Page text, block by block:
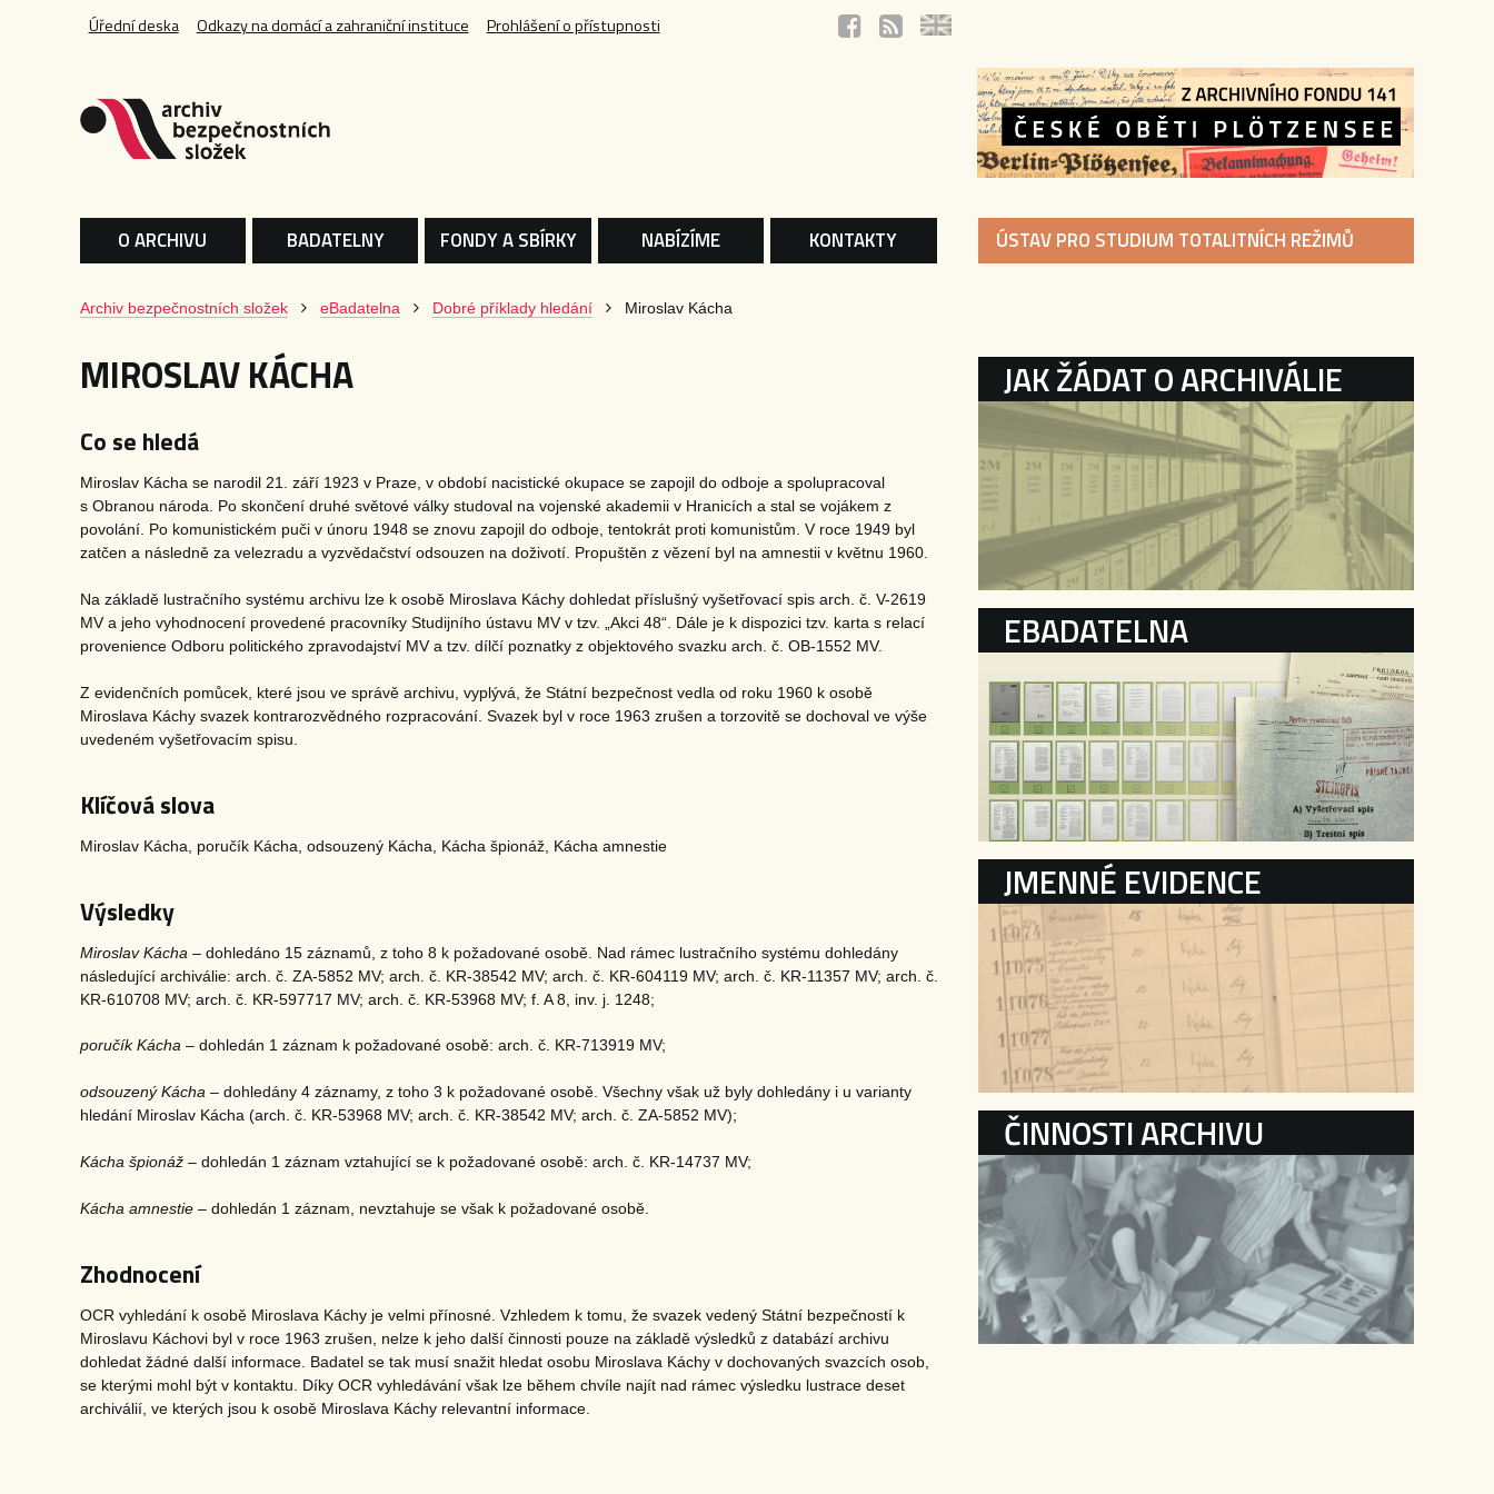
Úřední deska Odkazy na domácí a zahraniční instituce Prohlášení o přístupnosti
ÚSTAV PRO STUDIUM TOTALITNÍCH REŽIMŮ
O ARCHIVU BADATELNY FONDY A SBÍRKY NABÍZÍME KONTAKTY
Archiv bezpečnostních složek eBadatelna Dobré příklady hledání Miroslav Kácha
MIROSLAV KÁCHA
Co se hledá
Miroslav Kácha se narodil 21. září 1923 v Praze, v období nacistické okupace se zapojil do odboje a spolupracoval
s Obranou národa. Po skončení druhé světové války studoval na vojenské akademii v Hranicích a stal se vojákem z
povolání. Po komunistickém puči v únoru 1948 se znovu zapojil do odboje, tentokrát proti komunistům. V roce 1949 byl
zatčen a následně za velezradu a vyzvědačství odsouzen na doživotí. Propuštěn z vězení byl na amnestii v květnu 1960.
Na základě lustračního systému archivu lze k osobě Miroslava Káchy dohledat příslušný vyšetřovací spis arch. č. V-2619
MV a jeho vyhodnocení provedené pracovníky Studijního ústavu MV v tzv. „Akci 48“. Dále je k dispozici tzv. karta s relací
provenience Odboru politického zpravodajství MV a tzv. dílčí poznatky z objektového svazku arch. č. OB-1552 MV.
Z evidenčních pomůcek, které jsou ve správě archivu, vyplývá, že Státní bezpečnost vedla od roku 1960 k osobě
Miroslava Káchy svazek kontrarozvědného rozpracování. Svazek byl v roce 1963 zrušen a torzovitě se dochoval ve výše
uvedeném vyšetřovacím spisu.
Klíčová slova
Miroslav Kácha, poručík Kácha, odsouzený Kácha, Kácha špionáž, Kácha amnestie
Výsledky
Miroslav Kácha – dohledáno 15 záznamů, z toho 8 k požadované osobě. Nad rámec lustračního systému dohledány
následující archiválie: arch. č. ZA-5852 MV; arch. č. KR-38542 MV; arch. č. KR-604119 MV; arch. č. KR-11357 MV; arch. č.
KR-610708 MV; arch. č. KR-597717 MV; arch. č. KR-53968 MV; f. A 8, inv. j. 1248;
poručík Kácha– dohledán 1 záznam k požadované osobě: arch. č. KR-713919 MV;
odsouzený Kácha– dohledány 4 záznamy, z toho 3 k požadované osobě. Všechny však už byly dohledány i u varianty
hledání Miroslav Kácha (arch. č. KR-53968 MV; arch. č. KR-38542 MV; arch. č. ZA-5852 MV);
Kácha špionáž– dohledán 1 záznam vztahující se k požadované osobě: arch. č. KR-14737 MV;
Kácha amnestie– dohledán 1 záznam, nevztahuje se však k požadované osobě.
Zhodnocení
OCR vyhledání k osobě Miroslava Káchy je velmi přínosné. Vzhledem k tomu, že svazek vedený Státní bezpečností k
Miroslavu Káchovi byl v roce 1963 zrušen, nelze k jeho další činnosti pouze na základě výsledků z databází archivu
dohledat žádné další informace. Badatel se tak musí snažit hledat osobu Miroslava Káchy v dochovaných svazcích osob,
se kterými mohl být v kontaktu. Díky OCR vyhledávání však lze během chvíle najít nad rámec výsledku lustrace deset
archiválií, ve kterých jsou k osobě Miroslava Káchy relevantní informace.
KATEGORIE
JAK ŽÁDAT O ARCHIVÁLIE
EBADATELNA
JMENNÉ EVIDENCE
ČINNOSTI ARCHIVU